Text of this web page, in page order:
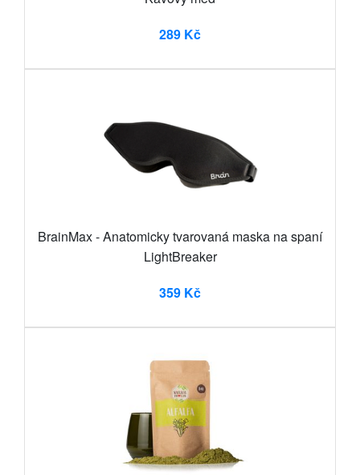
289 Kč
BrainMax - Anatomicky tvarovaná maska na spaní
LightBreaker
359 Kč